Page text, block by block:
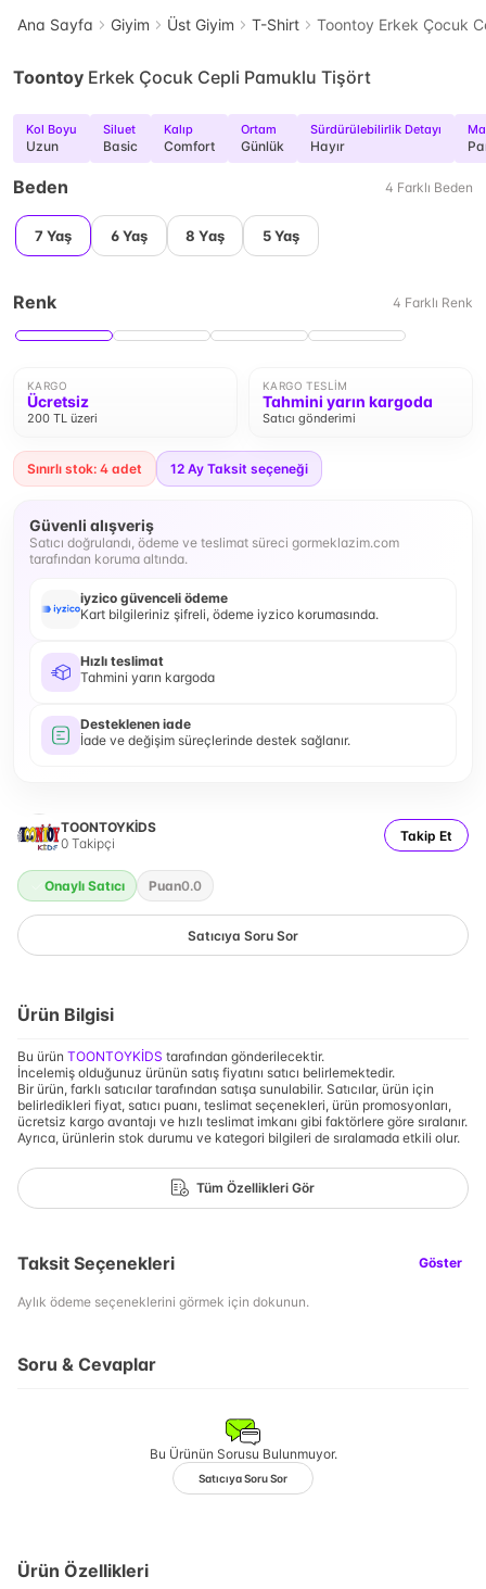
Ana Sayfa Giyim Üst Giyim T-Shirt Toontoy Erkek Çocuk
Toontoy Erkek Çocuk Cepli Pamuklu Tişört
Kol Boyu
Uzun
Siluet
Basic
Kalıp
Comfort
Ortam
Günlük
Sürdürülebilirlik Detayı
Hayır
Beden 4 Farklı Beden
7 Yaş 6 Yaş 8 Yaş 5 Yaş
Renk 4 Farklı Renk
KARGO
Ücretsiz
200 TL üzeri
KARGO TESLIM
Tahmini yarın kargoda
Satıcı gönderimi
Sınırlı stok: 4 adet 12 Ay Taksit seçeneği
Güvenli alışveriş
Satıcı doğrulandı, ödeme ve teslimat süreci gormeklazim.com
tarafından koruma altında.
iyzico güvenceli ödeme
Kart bilgileriniz şifreli, ödeme iyzico korumasında.
Hızlı teslimat
Tahmini yarın kargoda
Desteklenen iade
İade ve değişim süreçlerinde destek sağlanır.
TOONTOYKİDS
0 Takipçi Takip Et
Onaylı Satıcı Puan0.0
Satıcıya Soru Sor
Ürün Bilgisi
Bu ürün TOONTOYKİDS tarafından gönderilecektir.
İncelemiş olduğunuz ürünün satış fiyatını satıcı belirlemektedir.
Bir ürün, farklı satıcılar tarafından satışa sunulabilir. Satıcılar, ürün için
belirledikleri fiyat, satıcı puanı, teslimat seçenekleri, ürün promosyonları,
ücretsiz kargo avantajı ve hızlı teslimat imkanı gibi faktörlere göre sıralanır.
Ayrıca, ürünlerin stok durumu ve kategori bilgileri de sıralamada etkili olur.
Tüm Özellikleri Gör
Taksit Seçenekleri Göster
Aylık ödeme seçeneklerini görmek için dokunun.
Soru & Cevaplar
Bu Ürünün Sorusu Bulunmuyor.
Satıcıya Soru Sor
Ürün Özellikleri